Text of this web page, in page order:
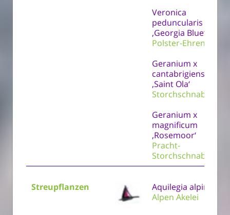
Veronica
peduncularis
‚Georgia Blue‘
Polster-Ehrenpreis
Geranium x
cantabrigiense
‚Saint Ola‘
Storchschnabel
Geranium x
magnificum
‚Rosemoor‘
Pracht-
Storchschnabel
Streupflanzen
Aquilegia alpina
Alpen Akelei